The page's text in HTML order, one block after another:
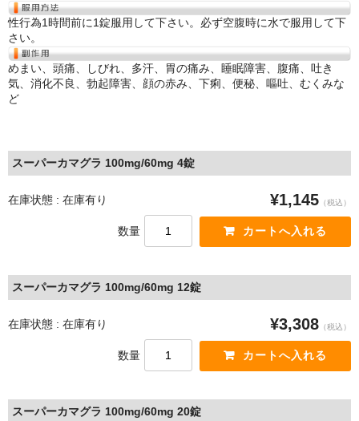
性行為1時間前に1錠服用して下さい。必ず空腹時に水で服用して下
さい。
めまい、頭痛、しびれ、多汗、胃の痛み、睡眠障害、腹痛、吐き
気、消化不良、勃起障害、顔の赤み、下痢、便秘、嘔吐、むくみな
ど
スーパーカマグラ 100mg/60mg 4錠
在庫状態 : 在庫有り ¥1,145 （税込）
数量
スーパーカマグラ 100mg/60mg 12錠
在庫状態 : 在庫有り ¥3,308 （税込）
数量
スーパーカマグラ 100mg/60mg 20錠